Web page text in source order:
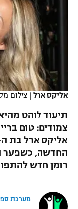
VOD
רץ ברשת
תוצאות
לוח שידורים
ברחבה
"מעל הליגה" –
נבחרת ישראל
מכבי חיפה
בית"ר ירושלים
מכבי תל אביב
הפועל חיפה
הפועל באר שבע
בני יהודה
ליגה ספרדית
ליגה איטלקית
ליגה צרפתית
ליגה הולנדית
ליגה טורקית
ליגה סינית
ליגה ברזילאית
ליגות נוספות
כדורסל נשים
מכבי תל אביב
הפועל חולון
הפועל ירושלים
יורוקאפ
כדוריד
כדורעף
שחייה
ג'ודו
אגרוף
ספורט אולימפי
UFC
אליקס ארל | צילום
תיעוד לוהט
צמודים: טום
החדשה, כשפער
רומן חדש
מערכת